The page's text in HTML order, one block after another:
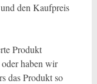
den Kaufpreis
Produkt
haben wir
das Produkt so